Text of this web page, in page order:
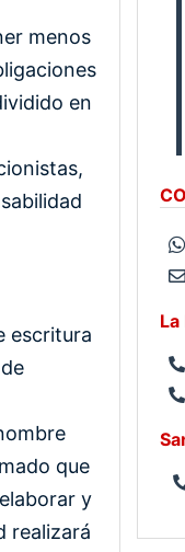
menos
en
escritura
que
y
realizará
La